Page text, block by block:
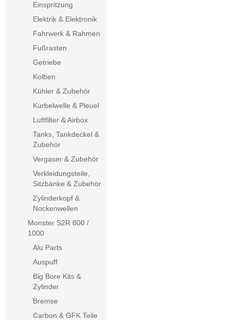
Einspritzung
Elektrik & Elektronik
Fahrwerk & Rahmen
Fußrasten
Getriebe
Kolben
Kühler & Zubehör
Kurbelwelle & Pleuel
Luftfilter & Airbox
Tanks, Tankdeckel &
Zubehör
Vergaser & Zubehör
Verkleidungsteile,
Sitzbänke & Zubehör
Zylinderkopf &
Nockenwellen
Monster S2R 800 /
1000
Alu Parts
Auspuff
Big Bore Kits &
Zylinder
Bremse
Carbon & GFK Teile